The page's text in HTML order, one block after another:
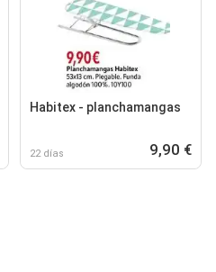
Habitex - planchamangas
22 días 9,90 €